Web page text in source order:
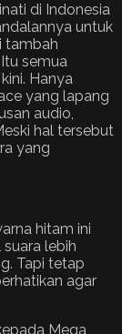
di Indonesia
untuk
tambah
semua
Hanya
yang lapang
audio,
hal tersebut
yang
hitam ini
lebih
Tapi tetap
agar
Mega